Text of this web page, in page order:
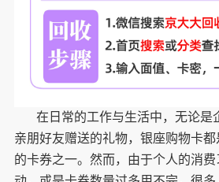
在日常的工作与生活中，无论是
亲朋好友赠送的礼物，银座购物卡
的卡券之一。然而，由于个人的消